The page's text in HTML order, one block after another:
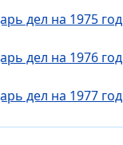
дел на 1975 год
дел на 1976 год
дел на 1977 год